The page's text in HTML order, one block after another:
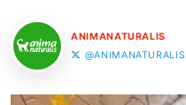
ANIMANATURALIS
@ANIMANATURALIS